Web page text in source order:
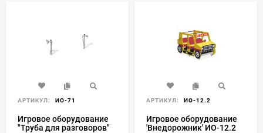
АРТИКУЛ: ИО-71
Игровое оборудование
"Труба для разговоров"
АРТИКУЛ: ИО-12.2
Игровое оборудование
'Внедорожник' ИО-12.2